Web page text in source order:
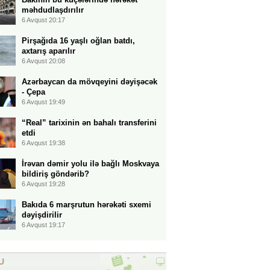
məhdudlaşdırılır
6 Avqust 20:17
Pirşağıda 16 yaşlı oğlan batdı,
axtarış aparılır
6 Avqust 20:08
Azərbaycan da mövqeyini dəyişəcək
- Çepa
6 Avqust 19:49
“Real” tarixinin ən bahalı transferini
etdi
6 Avqust 19:38
İrəvan dəmir yolu ilə bağlı Moskvaya
bildiriş göndərib?
6 Avqust 19:28
Bakıda 6 marşrutun hərəkəti sxemi
dəyişdirilir
6 Avqust 19:17